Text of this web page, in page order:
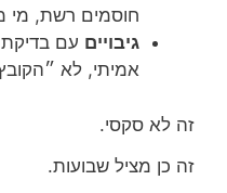
חוסמים רשת, מי
גיבויים עם בדיקת
אמיתי, לא
זה לא סקסי.
זה כן מציל שבועות.